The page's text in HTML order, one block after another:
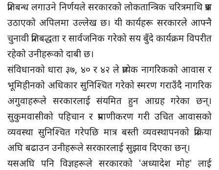
प्रतिबन्ध लगाउने निर्णयले सरकारको लोकतान्त्रिक चरित्रमाथि प्रश्न
उठाएको अपिलमा उल्लेख छ। यी कार्यहरू सरकारले आफ्नै
चुनावी प्रतिबद्धता र सार्वजनिक गरेको सय बुँदे कार्यक्रम विपरीत
रहेको उनीहरूको दाबी छ।
संविधानको धारा ३७, ४० र ४२ ले प्रत्येक नागरिकको आवास र
भूमिहीनको अधिकार सुनिश्चित गरेको स्मरण गराउँदै नागरिक
अगुवाहरूले सरकारलाई संयमित हुन आग्रह गरेका छन्।
सुकुमवासीको पहिचान र प्रमाणीकरण गरी उचित आवासको
व्यवस्था सुनिश्चित गरेपछि मात्र बस्ती व्यवस्थापनको प्रक्रिया
अघि बढाउन उनीहरूले सरकारलाई सुझाव दिएका छन्।
यसअघि पनि विज्ञहरूले सरकारको 'अध्यादेश मोह' लाई